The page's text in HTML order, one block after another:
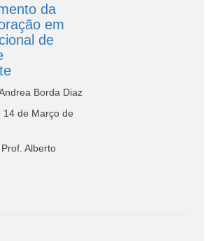
da
em
de
Borda Diaz
14 de Março de
Prof. Alberto